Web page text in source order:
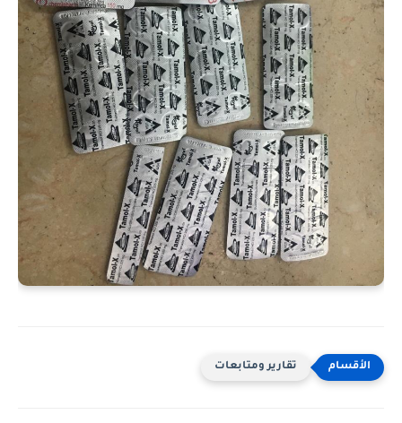
تقارير ومتابعات